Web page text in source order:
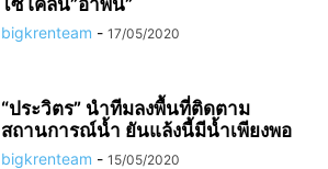
ไซโคลน”อำพัน”
bigkrenteam - 17/05/2020
“ประวิตร” นำทีมลงพื้นที่ติดตาม
สถานการณ์น้ำ ยันแล้งนี้มีน้ำเพียงพอ
bigkrenteam - 15/05/2020